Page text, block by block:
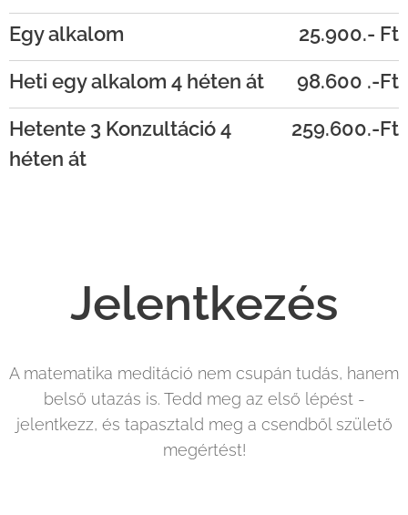
Egy alkalom
25.900.- Ft
Heti egy alkalom 4 héten át
98.600 .-Ft
Hetente 3 Konzultáció 4
héten át
259.600.-Ft
Jelentkezés
A matematika meditáció nem csupán tudás, hanem
belső utazás is. Tedd meg az első lépést -
jelentkezz, és tapasztald meg a csendből születő
megértést!